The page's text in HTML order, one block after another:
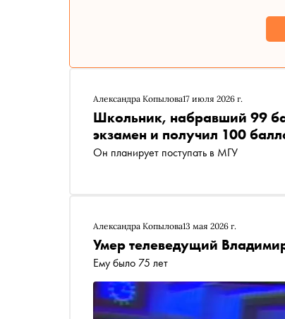
Александра Копылова17 июля 2026 г.
Школьник, набравший 99
экзамен и получил 100
Он планирует поступать в МГУ
Александра Копылова13 мая 2026 г.
Умер телеведущий
Ему было 75 лет